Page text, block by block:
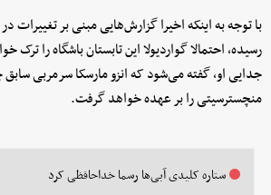
با توجه به اینکه اخیرا گزارش‌هایی مبنی بر
رسیده، احتمالا گواردیولا این تابستان باشگاه را
جدایی او، گفته می‌شود که انزو مارسکا سرمربی
منچسترسیتی را بر عهده خواهد گرفت.
ستاره کلیدی آبی‌ها رسما خداحافظی کرد